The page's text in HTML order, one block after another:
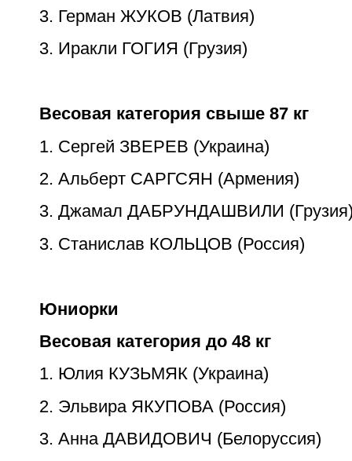
3. Герман ЖУКОВ (Латвия)
3. Иракли ГОГИЯ (Грузия)
Весовая категория свыше 87 кг
1. Сергей ЗВЕРЕВ (Украина)
2. Альберт САРГСЯН (Армения)
3. Джамал ДАБРУНДАШВИЛИ
3. Станислав КОЛЬЦОВ (Россия)
Юниорки
Весовая категория до 48 кг
1. Юлия КУЗЬМЯК (Украина)
2. Эльвира ЯКУПОВА (Россия)
3. Анна ДАВИДОВИЧ (Белоруссия)